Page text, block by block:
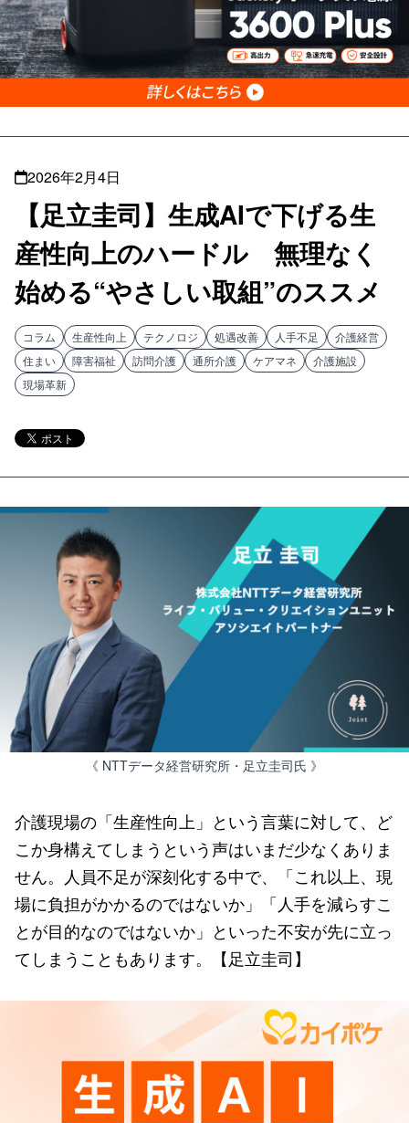
2026年2月4日
【足立圭司】生成AIで下げる生
産性向上のハードル 無理なく
始める“やさしい取組”のススメ
コラム 生産性向上 テクノロジ 処遇改善 人手不足
介護経営
住まい
障害福祉 訪問介護 通所介護 ケアマネ
介護施設
現場革新
《 NTTデータ経営研究所・足立圭司氏 》
介護現場の「生産性向上」という言葉に対して、ど
こか身構えてしまうという声はいまだ少なくありま
せん。人員不足が深刻化する中で、「これ以上、現
場に負担がかかるのではないか」「人手を減らすこ
とが目的なのではないか」といった不安が先に立っ
てしまうこともあります。【足立圭司】